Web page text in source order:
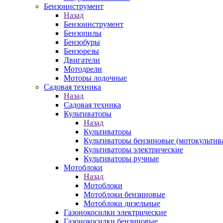
Бензоинструмент
Назад
Бензоинструмент
Бензопилы
Бензобуры
Бензорезы
Двигатели
Мотодрели
Моторы лодочные
Садовая техника
Назад
Садовая техника
Культиваторы
Назад
Культиваторы
Культиваторы бензиновые
Культиваторы электрические
Культиваторы ручные
Мотоблоки
Назад
Мотоблоки
Мотоблоки бензиновые
Мотоблоки дизельные
Газонокосилки электрические
Газонокосилки бензиновые